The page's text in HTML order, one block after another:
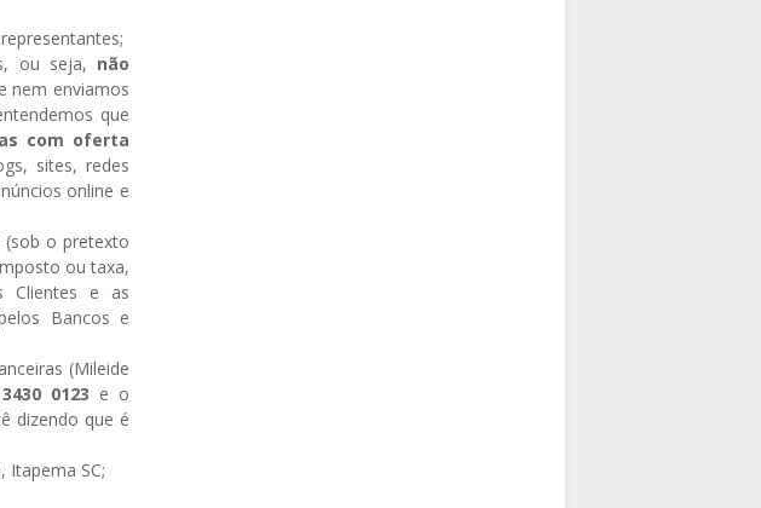
ou seja, não
e nem enviamos
que
com oferta
sites, redes
online e
(sob o pretexto
ou taxa,
Clientes e as
Bancos e
(Mileide
0123 e o
dizendo que é
Itapema SC;